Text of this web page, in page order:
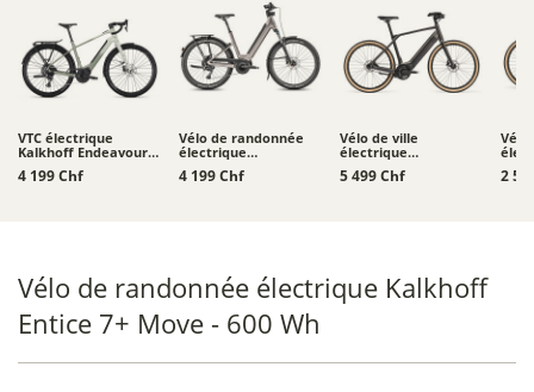
VTC électrique
Kalkhoff Endeavour L
Touring
4 199 Chf
Vélo de randonnée
électrique
Moustache Xroad 4 -
800 Wh
4 199 Chf
Vélo de ville
électrique
Schindelhauer
Heinrich XIV
5 499 Chf
Vélo
2
Vélo de randonnée électrique Kalkhoff
Entice 7+ Move - 600 Wh